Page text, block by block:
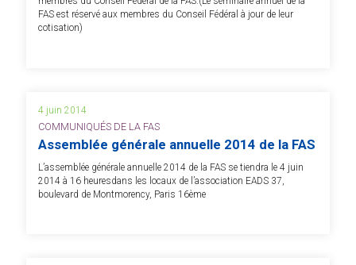
FAS est réservé aux membres du Conseil Fédéral à jour de leur
cotisation)
4 juin 2014
COMMUNIQUÉS DE LA FAS
Assemblée générale annuelle 2014 de la FAS
L’assemblée générale annuelle 2014 de la FAS se tiendra le 4 juin
2014 à 16 heuresdans les locaux de l’association EADS 37,
boulevard de Montmorency, Paris 16ème